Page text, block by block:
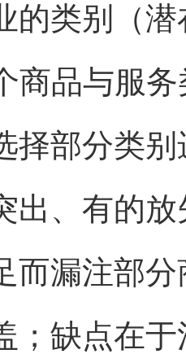
的类别（
商品与服
择部分类别
出、有的
而漏注部
；缺点在